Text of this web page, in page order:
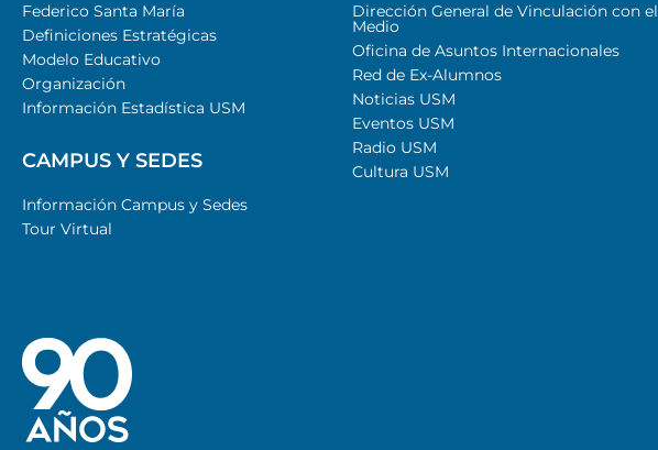
Federico Santa María
Definiciones Estratégicas
Modelo Educativo
Organización
Información Estadística USM
CAMPUS Y SEDES
Información Campus y Sedes
Tour Virtual
Dirección General de Vinculación con el
Medio
Oficina de Asuntos Internacionales
Red de Ex-Alumnos
Noticias USM
Eventos USM
Radio USM
Cultura USM